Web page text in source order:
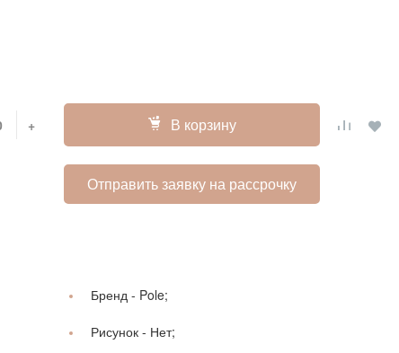
+ В корзину
Отправить заявку на рассрочку
Бренд - Pole;
Рисунок - Нет;